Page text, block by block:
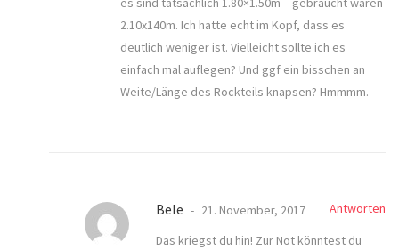
2.10x140m. Ich hatte echt im Kopf, dass es
deutlich weniger ist. Vielleicht sollte ich es
einfach mal auflegen? Und ggf ein bisschen an
Weite/Länge des Rockteils knapsen? Hmmmm.
Bele 21. November, 2017
Antworten
Das kriegst du hin! Zur Not könntest du